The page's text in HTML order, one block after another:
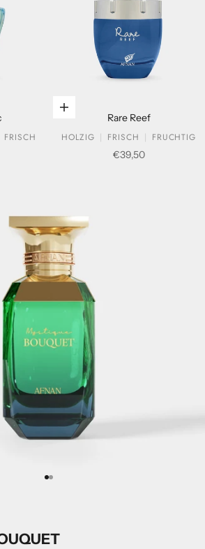
FRISCH
In den Warenkorb legen
Rare Reef
HOLZIG
FRISCH
FRUCHTIG
Verkaufspreis
€39,50
Gehe zum Artikel1
Gehe zum Artikel2